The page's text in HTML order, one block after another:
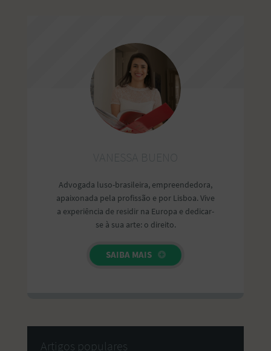
Advogada luso-brasileira, empreendedora,
apaixonada pela profissão e por Lisboa. Vive
a experiência de residir na Europa e dedicar-
se à sua arte: o direito.
SAIBA MAIS
Artigos populares